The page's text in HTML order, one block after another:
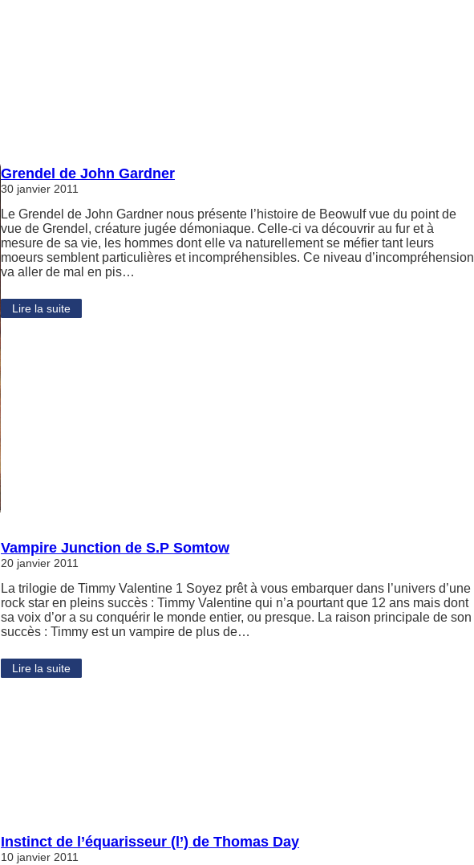
Grendel de John Gardner
30 janvier 2011
Le Grendel de John Gardner nous présente l’histoire de Beowulf vue du point de
vue de Grendel, créature jugée démoniaque. Celle-ci va découvrir au fur et à
mesure de sa vie, les hommes dont elle va naturellement se méfier tant leurs
moeurs semblent particulières et incompréhensibles. Ce niveau d’incompréhension
va aller de mal en pis…
Lire la suite
Vampire Junction de S.P Somtow
20 janvier 2011
La trilogie de Timmy Valentine 1 Soyez prêt à vous embarquer dans l’univers d’une
rock star en pleins succès : Timmy Valentine qui n’a pourtant que 12 ans mais dont
sa voix d’or a su conquérir le monde entier, ou presque. La raison principale de son
succès : Timmy est un vampire de plus de…
Lire la suite
Instinct de l’équarisseur (l’) de Thomas Day
10 janvier 2011